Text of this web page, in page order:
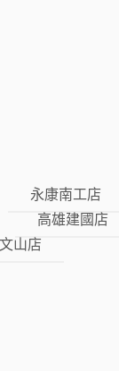
永康南工店
高雄建國店
山店